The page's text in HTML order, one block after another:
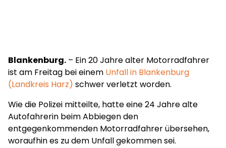
Blankenburg. – Ein 20 Jahre alter Motorradfahrer
ist am Freitag bei einem Unfall in Blankenburg
(Landkreis Harz) schwer verletzt worden.
Wie die Polizei mitteilte, hatte eine 24 Jahre alte
Autofahrerin beim Abbiegen den
entgegenkommenden Motorradfahrer übersehen,
woraufhin es zu dem Unfall gekommen sei.